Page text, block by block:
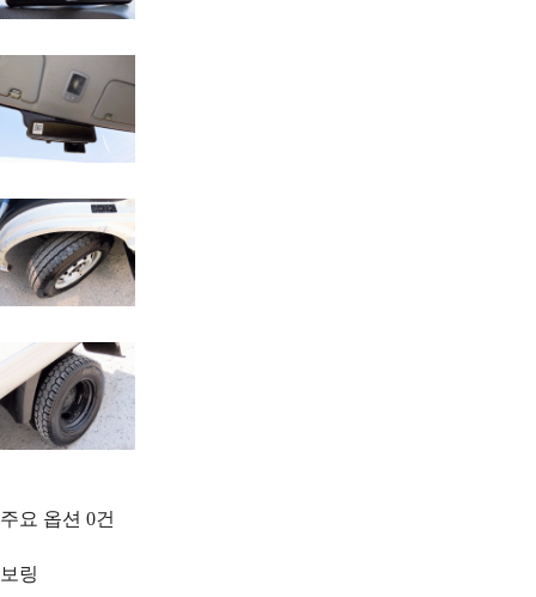
주요 옵션 0건
보링